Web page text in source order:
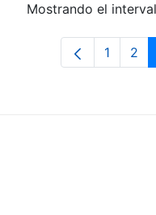
Mostrando el
Página
1 2